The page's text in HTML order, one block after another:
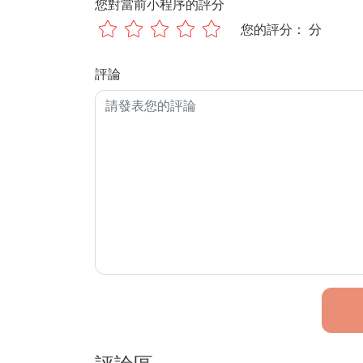
您對當前小程序的評分
您的評分： 分
評論